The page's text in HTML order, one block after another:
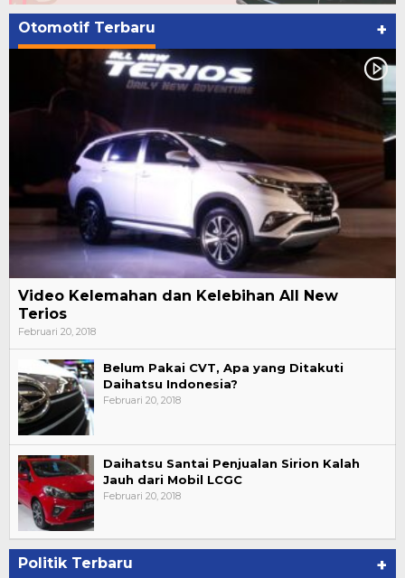
Otomotif Terbaru +
Video Kelemahan dan Kelebihan All New
Terios
Februari 20, 2018
Belum Pakai CVT, Apa yang Ditakuti
Daihatsu Indonesia?
Februari 20, 2018
Daihatsu Santai Penjualan Sirion Kalah
Jauh dari Mobil LCGC
Februari 20, 2018
Politik Terbaru +